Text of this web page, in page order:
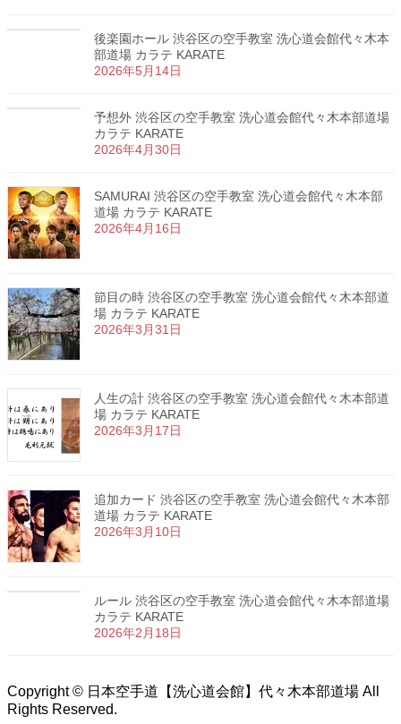
後楽園ホール 渋谷区の空手教室 洗心道会館代々木本
部道場 カラテ KARATE
2026年5月14日
予想外 渋谷区の空手教室 洗心道会館代々木本部道場
カラテ KARATE
2026年4月30日
SAMURAI 渋谷区の空手教室 洗心道会館代々木本部
道場 カラテ KARATE
2026年4月16日
節目の時 渋谷区の空手教室 洗心道会館代々木本部道
場 カラテ KARATE
2026年3月31日
人生の計 渋谷区の空手教室 洗心道会館代々木本部道
場 カラテ KARATE
2026年3月17日
追加カード 渋谷区の空手教室 洗心道会館代々木本部
道場 カラテ KARATE
2026年3月10日
ルール 渋谷区の空手教室 洗心道会館代々木本部道場
カラテ KARATE
2026年2月18日
Copyright © 日本空手道【洗心道会館】代々木本部道場 All
Rights Reserved.